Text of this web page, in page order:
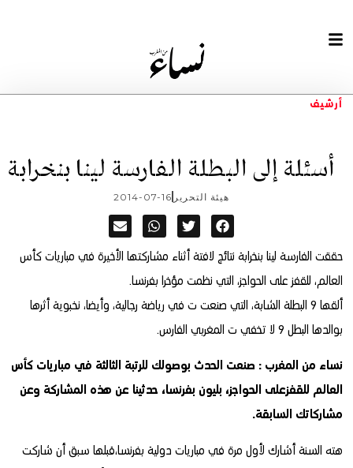
أرشيف
أسئلة إلى البطلة الفارسة لينا بنخرابة
هيئة التحرير 2014-07-16
حققت الفارسة لينا بنخرابة نتائج لافتة أثناء مشاركتها الأخيرة في مباريات كأس
العالم، للقفز على الحواجز، التي نظمت مؤخرا بفرنسا.
ألقها 9 البطلة الشابة، التي صنعت ت في رياضة رجالية، وأيضا، نخبوية أثرها
بوالدها البطل 9 لا تخفي ت المغربي الفارس.
نساء من المغرب : صنعت الحدث بوصولك للرتبة الثالثة في مباريات كأس
العالم للقفزعلى الحواجز، بليون بفرنسا، حدثينا عن هذه المشاركة وعن
مشاركاتك السابقة.
هته السنة أشارك لأول مرة في مباريات دولية بفرنسا،قبلها سبق أن شاركت